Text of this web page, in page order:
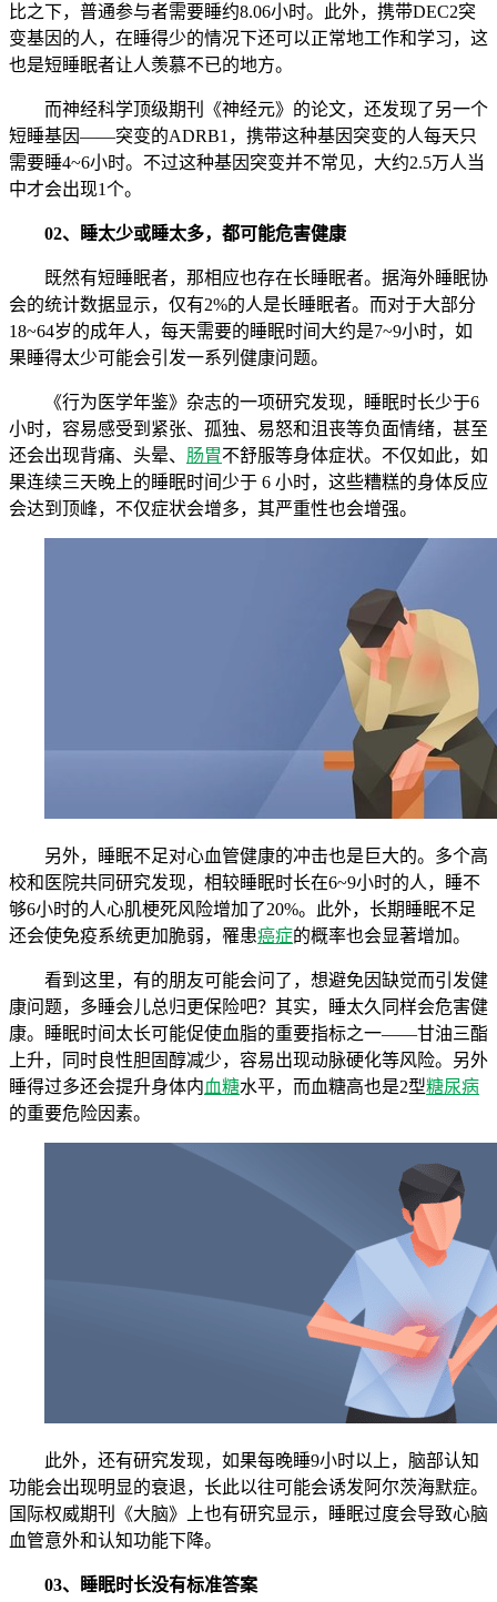
比之下，普通参与者需要睡约8.06小时。此外，携带DEC2突
变基因的人，在睡得少的情况下还可以正常地工作和学习，这
也是短睡眠者让人羡慕不已的地方。
而神经科学顶级期刊《神经元》的论文，还发现了另一个
短睡基因——突变的ADRB1，携带这种基因突变的人每天只
需要睡4~6小时。不过这种基因突变并不常见，大约2.5万人当
中才会出现1个。
02、睡太少或睡太多，都可能危害健康
既然有短睡眠者，那相应也存在长睡眠者。据海外睡眠协
会的统计数据显示，仅有2%的人是长睡眠者。而对于大部分
18~64岁的成年人，每天需要的睡眠时间大约是7~9小时，如
果睡得太少可能会引发一系列健康问题。
《行为医学年鉴》杂志的一项研究发现，睡眠时长少于6
小时，容易感受到紧张、孤独、易怒和沮丧等负面情绪，甚至
还会出现背痛、头晕、 肠胃不舒服等身体症状。不仅如此，如
果连续三天晚上的睡眠时间少于 6 小时，这些糟糕的身体反应
会达到顶峰，不仅症状会增多，其严重性也会增强。
另外，睡眠不足对心血管健康的冲击也是巨大的。多个高
校和医院共同研究发现，相较睡眠时长在6~9小时的人，睡不
够6小时的人心肌梗死风险增加了20%。此外，长期睡眠不足
还会使免疫系统更加脆弱，罹患癌症的概率也会显著增加。
看到这里，有的朋友可能会问了，想避免因缺觉而引发健
康问题，多睡会儿总归更保险吧？其实，睡太久同样会危害健
康。睡眠时间太长可能促使血脂的重要指标之一——甘油三酯
上升，同时良性胆固醇减少，容易出现动脉硬化等风险。另外
睡得过多还会提升身体内血糖水平，而血糖高也是2型糖尿病
的重要危险因素。
此外，还有研究发现，如果每晚睡9小时以上，脑部认知
功能会出现明显的衰退，长此以往可能会诱发阿尔茨海默症。
国际权威期刊《大脑》上也有研究显示，睡眠过度会导致心脑
血管意外和认知功能下降。
03、睡眠时长没有标准答案